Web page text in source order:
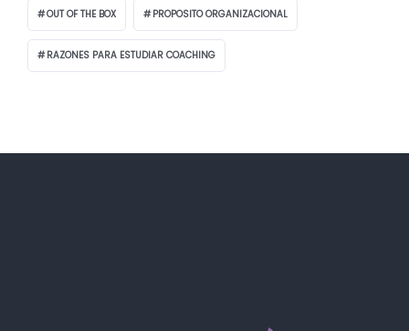
OUT OF THE BOX PROPOSITO ORGANIZACIONAL
RAZONES PARA ESTUDIAR COACHING